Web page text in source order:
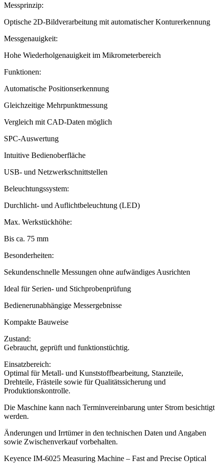
Messprinzip:
Optische 2D-Bildverarbeitung mit automatischer Konturerkennung
Messgenauigkeit:
Hohe Wiederholgenauigkeit im Mikrometerbereich
Funktionen:
Automatische Positionserkennung
Gleichzeitige Mehrpunktmessung
Vergleich mit CAD-Daten möglich
SPC-Auswertung
Intuitive Bedienoberfläche
USB- und Netzwerkschnittstellen
Beleuchtungssystem:
Durchlicht- und Auflichtbeleuchtung (LED)
Max. Werkstückhöhe:
Bis ca. 75 mm
Besonderheiten:
Sekundenschnelle Messungen ohne aufwändiges Ausrichten
Ideal für Serien- und Stichprobenprüfung
Bedienerunabhängige Messergebnisse
Kompakte Bauweise
Zustand:
Gebraucht, geprüft und funktionstüchtig.
Einsatzbereich:
Optimal für Metall- und Kunststoffbearbeitung, Stanzteile,
Drehteile, Frästeile sowie für Qualitätssicherung und
Produktionskontrolle.
Die Maschine kann nach Terminvereinbarung unter Strom besichtigt
werden.
Änderungen und Irrtümer in den technischen Daten und Angaben
sowie Zwischenverkauf vorbehalten.
Keyence IM-6025 Measuring Machine – Fast and Precise Optical